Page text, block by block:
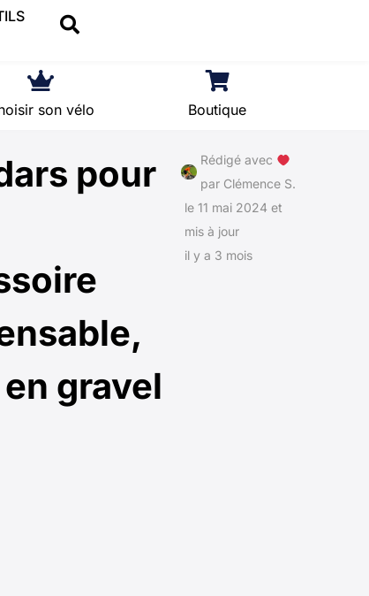
son vélo Boutique
pour
gravel
Rédigé avec
par Clémence S.
le 11 mai 2024 et
mis à jour
il y a 3 mois